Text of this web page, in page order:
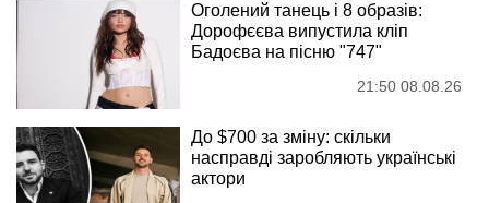
Оголений танець і 8 образів:
Дорофєєва випустила кліп
Бадоєва на пісню "747"
21:50 08.08.26
До $700 за зміну: скільки
насправді заробляють українські
актори